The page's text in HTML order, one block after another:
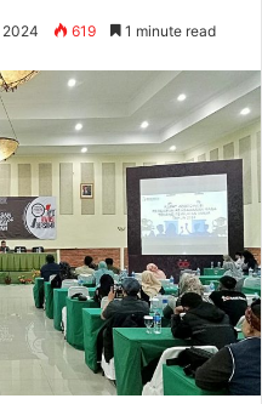
2024 619 1 minute read